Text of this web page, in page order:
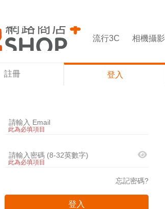
流行3C 相機攝影
註冊 登入
此為必填項目
此為必填項目
忘記密碼?
登入